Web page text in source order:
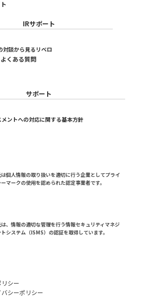
IRサポート
対談から見るリベロ
くある質問
サポート
ントへの対応に関する基本方針
は個人情報の取り扱いを適切に行う企業としてプライ
マークの使用を認められた認定事業者です。
は、情報の適切な管理を行う情報セキュリティマネジ
トシステム（ISMS）の認証を取得しています。
シー
シーポリシー